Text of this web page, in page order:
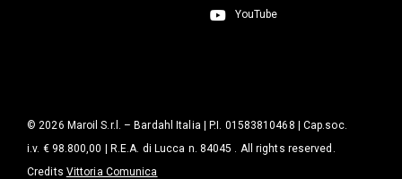
YouTube
© 2026 Maroil S.r.l. – Bardahl Italia | P.I. 01583810468 | Cap.soc.
i.v. € 98.800,00 | R.E.A. di Lucca n. 84045 . All rights reserved.
Credits Vittoria Comunica